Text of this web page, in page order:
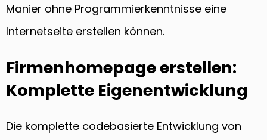
Manier ohne Programmierkenntnisse eine
Internetseite erstellen können.
Firmenhomepage erstellen:
Komplette Eigenentwicklung
Die komplette codebasierte Entwicklung von